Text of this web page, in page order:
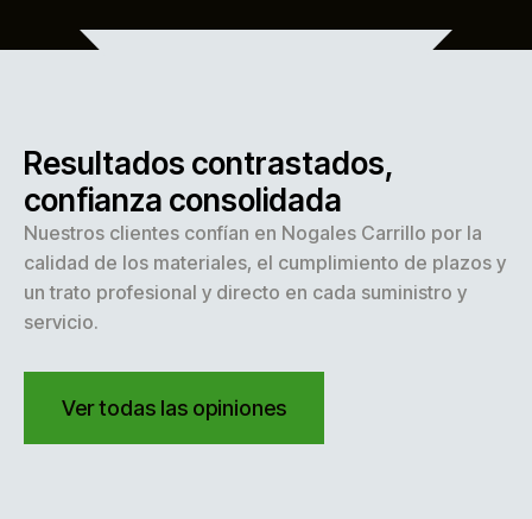
Resultados contrastados,
confianza consolidada
Nuestros clientes confían en Nogales Carrillo por la
calidad de los materiales, el cumplimiento de plazos y
un trato profesional y directo en cada suministro y
servicio.
Ver todas las opiniones